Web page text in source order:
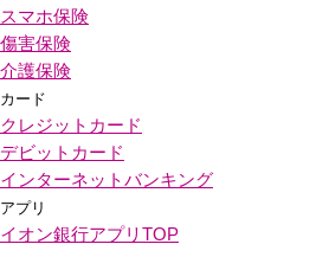
スマホ保険
傷害保険
介護保険
カード
クレジットカード
デビットカード
インターネットバンキング
アプリ
イオン銀行アプリ TOP